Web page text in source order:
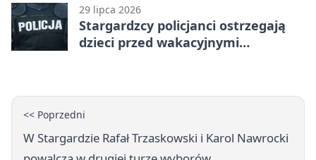
29 lipca 2026
Stargardzcy policjanci ostrzegają
dzieci przed wakacyjnymi
<< Poprzedni
W Stargardzie Rafał Trzaskowski i Karol Nawrocki